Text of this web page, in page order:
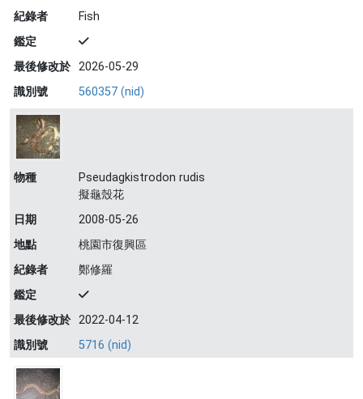
紀錄者
Fish
鑑定
最後修改於 2026-05-29
識別號
560357 (nid)
物種
Pseudagkistrodon rudis
擬龜殼花
日期
2008-05-26
地點
桃園市復興區
紀錄者
鄭修羅
鑑定
最後修改於 2022-04-12
識別號
5716 (nid)